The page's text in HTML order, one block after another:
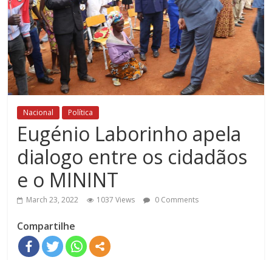
Nacional Política
Eugénio Laborinho apela
dialogo entre os cidadãos
e o MININT
March 23, 2022 1037 Views 0 Comments
Compartilhe